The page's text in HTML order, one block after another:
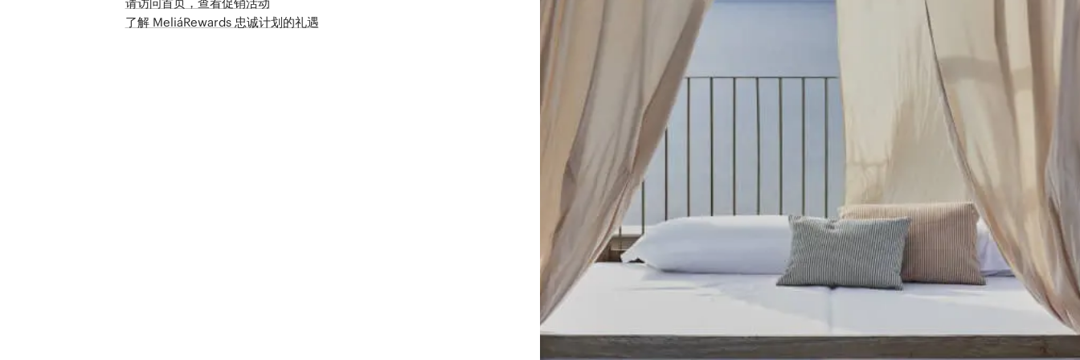
了解 MeliáRewards 忠诚计划的礼遇